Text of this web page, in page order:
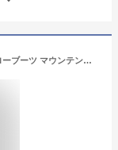
【送料無料】ブーツ メンズブーツ 本革 イエローブーツ マウンテンブーツ ショートブーツ ワークブーツ トレッキング ハイカット ロングブーツ メンズシューズ ショートブーツ カジュアル/2021 秋新作 トレンド